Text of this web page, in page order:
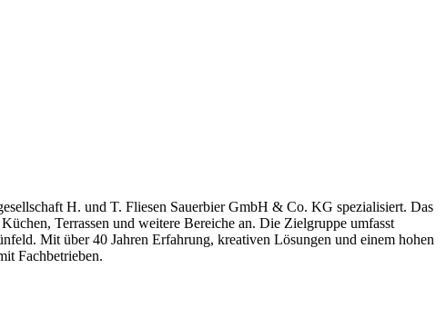
H. und T. Fliesen Sauerbier GmbH & Co. KG spezialisiert. Das
Terrassen und weitere Bereiche an. Die Zielgruppe umfasst
Mit über 40 Jahren Erfahrung, kreativen Lösungen und einem hohen
Fachbetrieben.